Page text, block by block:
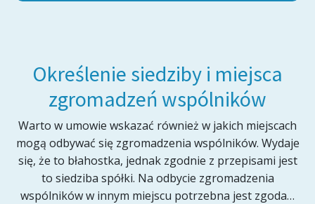
Określenie siedziby i miejsca
zgromadzeń wspólników
Warto w umowie wskazać również w jakich miejscach
mogą odbywać się zgromadzenia wspólników. Wydaje
się, że to błahostka, jednak zgodnie z przepisami jest
to siedziba spółki. Na odbycie zgromadzenia
wspólników w innym miejscu potrzebna jest zgoda…